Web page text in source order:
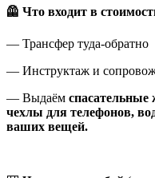
🦺 Что входит в
— Трансфер туда-обратно
— Инструктаж и
— Выдаём
чехлы для телефонов,
ваших вещей.